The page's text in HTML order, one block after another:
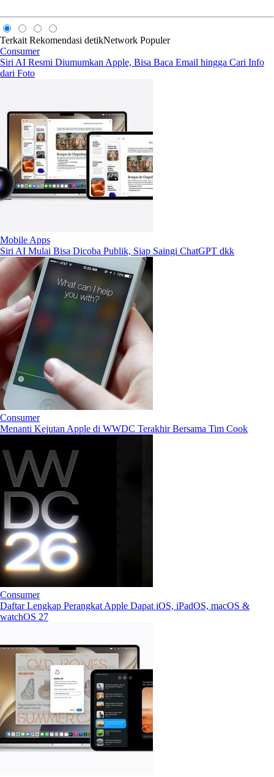
Terkait Rekomendasi detikNetwork Populer
Consumer
Siri AI Resmi Diumumkan Apple, Bisa Baca Email hingga Cari Info
dari Foto
Mobile Apps
Siri AI Mulai Bisa Dicoba Publik, Siap Saingi ChatGPT dkk
Consumer
Menanti Kejutan Apple di WWDC Terakhir Bersama Tim Cook
Consumer
Daftar Lengkap Perangkat Apple Dapat iOS, iPadOS, macOS &
watchOS 27